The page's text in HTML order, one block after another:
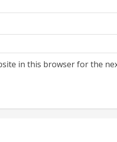
in this browser for the